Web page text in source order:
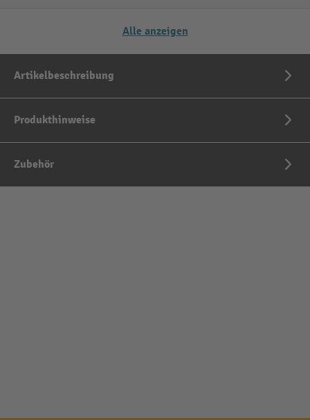
Alle anzeigen
Artikelbeschreibung
Produkthinweise
Zubehör